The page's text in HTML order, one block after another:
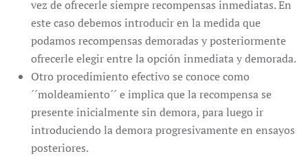
vez de ofrecerle siempre recompensas inmediatas. En
este caso debemos introducir en la medida que
podamos recompensas demoradas y posteriormente
ofrecerle elegir entre la opción inmediata y demorada.
Otro procedimiento efectivo se conoce como
´´moldeamiento´´ e implica que la recompensa se
presente inicialmente sin demora, para luego ir
introduciendo la demora progresivamente en ensayos
posteriores.